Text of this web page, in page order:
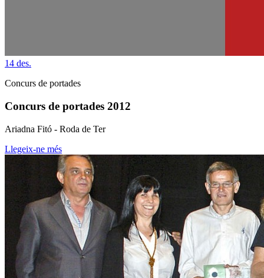
14 des.
Concurs de portades
Concurs de portades 2012
Ariadna Fitó - Roda de Ter
Llegeix-ne més